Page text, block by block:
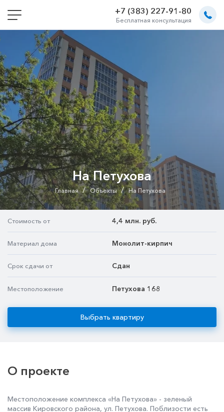
+7 (383) 227-91-80
Бесплатная консультация
На Петухова
Главная / Объекты / На Петухова
4,4 млн. руб.
Стоимость от
Монолит-кирпич
Материал дома
Сдан
Срок сдачи от
Петухова 168
Местоположение
Выбрать квартиру
О проекте
Местоположение комплекса «На Петухова» - зеленый
массив Кировского района, ул. Петухова. Поблизости есть